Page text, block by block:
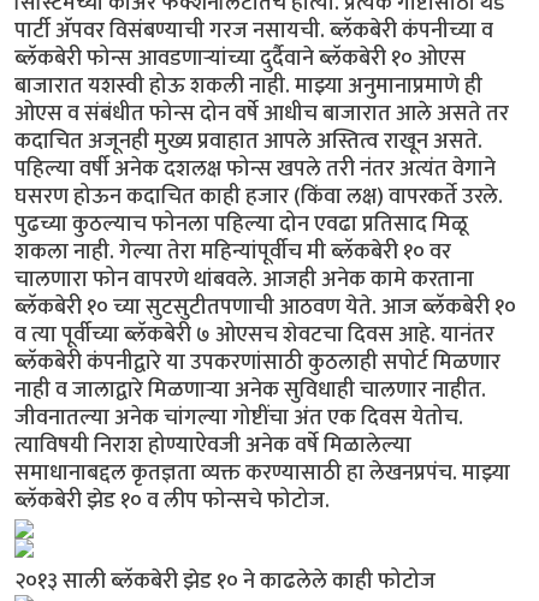
पार्टी अ‍ॅपवर विसंबण्याची गरज नसायची. ब्लॅकबेरी कंपनीच्या व
ब्लॅकबेरी फोन्स आवडणार्‍यांच्या दुर्दैवाने ब्लॅकबेरी १० ओएस
बाजारात यशस्वी होऊ शकली नाही. माझ्या अनुमानाप्रमाणे ही
ओएस व संबंधीत फोन्स दोन वर्षे आधीच बाजारात आले असते तर
कदाचित अजूनही मुख्य प्रवाहात आपले अस्तित्व राखून असते.
पहिल्या वर्षी अनेक दशलक्ष फोन्स खपले तरी नंतर अत्यंत वेगाने
घसरण होऊन कदाचित काही हजार (किंवा लक्ष) वापरकर्ते उरले.
पुढच्या कुठल्याच फोनला पहिल्या दोन एवढा प्रतिसाद मिळू
शकला नाही. गेल्या तेरा महिन्यांपूर्वीच मी ब्लॅकबेरी १० वर
चालणारा फोन वापरणे थांबवले. आजही अनेक कामे करताना
ब्लॅकबेरी १० च्या सुटसुटीतपणाची आठवण येते. आज ब्लॅकबेरी १०
व त्या पूर्वीच्या ब्लॅकबेरी ७ ओएसच शेवटचा दिवस आहे. यानंतर
ब्लॅकबेरी कंपनीद्वारे या उपकरणांसाठी कुठलाही सपोर्ट मिळणार
नाही व जालाद्वारे मिळणार्‍या अनेक सुविधाही चालणार नाहीत.
जीवनातल्या अनेक चांगल्या गोष्टींचा अंत एक दिवस येतोच.
त्याविषयी निराश होण्याऐवजी अनेक वर्षे मिळालेल्या
समाधानाबद्दल कृतज्ञता व्यक्त करण्यासाठी हा लेखनप्रपंच. माझ्या
ब्लॅकबेरी झेड १० व लीप फोन्सचे फोटोज.
२०१३ साली ब्लॅकबेरी झेड १० ने काढलेले काही फोटोज